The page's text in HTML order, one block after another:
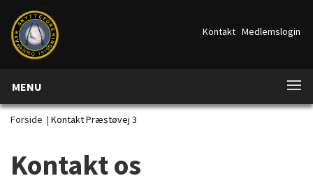
Kontakt Medlemslogin
MENU
Forside | Kontakt Præstøvej 3
Kontakt os